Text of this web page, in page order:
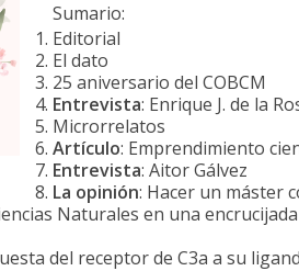
Sumario:
Editorial
El dato
25 aniversario del COBCM
Entrevista: Enrique J. de la
Microrrelatos
Artículo: Emprendimiento
Entrevista: Aitor Gálvez
La opinión: Hacer un máster
Naturales en una encrucijada
del receptor de C3a a su